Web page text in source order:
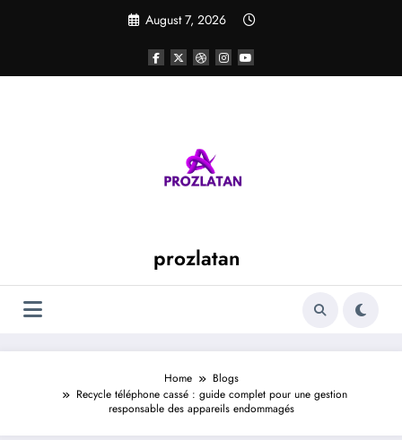
August 7, 2026
prozlatan
Home
Blogs
Recycle téléphone cassé : guide complet pour une gestion
responsable des appareils endommagés